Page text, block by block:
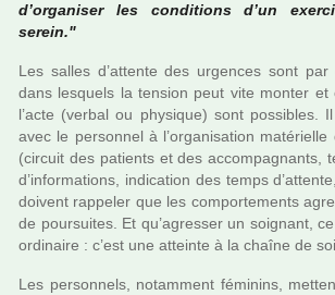
d’orga­ni­ser les condi­tions d’un
serein."
Les salles d’attente des urgen­ces sont
dans les­quels la ten­sion peut vite monter et
l’acte (verbal ou phy­si­que) sont pos­si­bles.
avec le per­son­nel à l’orga­ni­sa­tion maté­rielle
(cir­cuit des patients et des accom­pa­gnants,
d’infor­ma­tions, indi­ca­tion des temps
doi­vent rap­pe­ler que les com­por­te­ments
de pour­sui­tes. Et qu’agres­ser un soi­gnant,
ordi­naire : c’est une atteinte à la chaîne de
Les per­son­nels, notam­ment fémi­nins,